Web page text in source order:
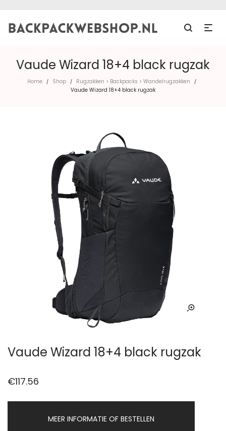
Vaude Wizard 18+4 black rugzak
Home / Shop / Rugzakken > Backpacks > Wandelrugzakken /
Vaude Wizard 18+4 black rugzak
Vaude Wizard 18+4 black rugzak
€117.56
MEER INFORMATIE OF BESTELLEN